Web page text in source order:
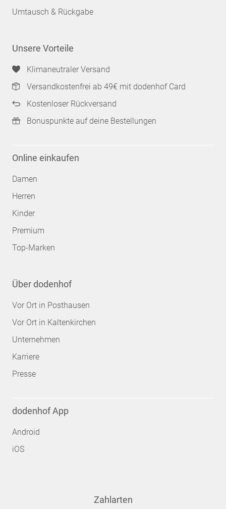
Umtausch & Rückgabe
Unsere Vorteile
Klimaneutraler Versand
Versandkostenfrei ab 49€ mit dodenhof Card
Kostenloser Rückversand
Bonuspunkte auf deine Bestellungen
Online einkaufen
Damen
Herren
Kinder
Premium
Top-Marken
Über dodenhof
Vor Ort in Posthausen
Vor Ort in Kaltenkirchen
Unternehmen
Karriere
Presse
dodenhof App
Android
iOS
Zahlarten